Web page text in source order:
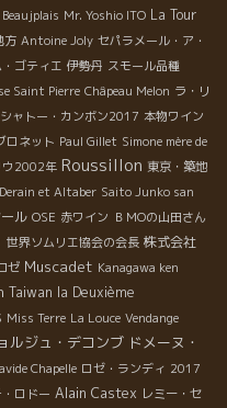
Beaujplais Mr. Yoshio ITO La Tour
方 Antoine Joly セパラメール・ア・
・ゴティエ 伊勢丹 スモール品種
Saint Pierre Châpeau Melon ラ・リ
シャトー・カンボン2017 本物ワイン
ロネット Paul Gillet Simone mère de
ウ2002年 Roussillon 東京・築地
et Altaber Saito Junko san
ル OSE 赤ワイン ＢＭОの山田さん
世界ソムリエ協会の会長 株式会社
ゼ Muscadet Kanagawa ken
Taiwan la Deuxième
Miss Terre La Louce Vendange
ルジュ・デコンブ ドメーヌ・
Chapelle ロゼ・ランディ 2017
ロドー Alain Castex レミー・セ